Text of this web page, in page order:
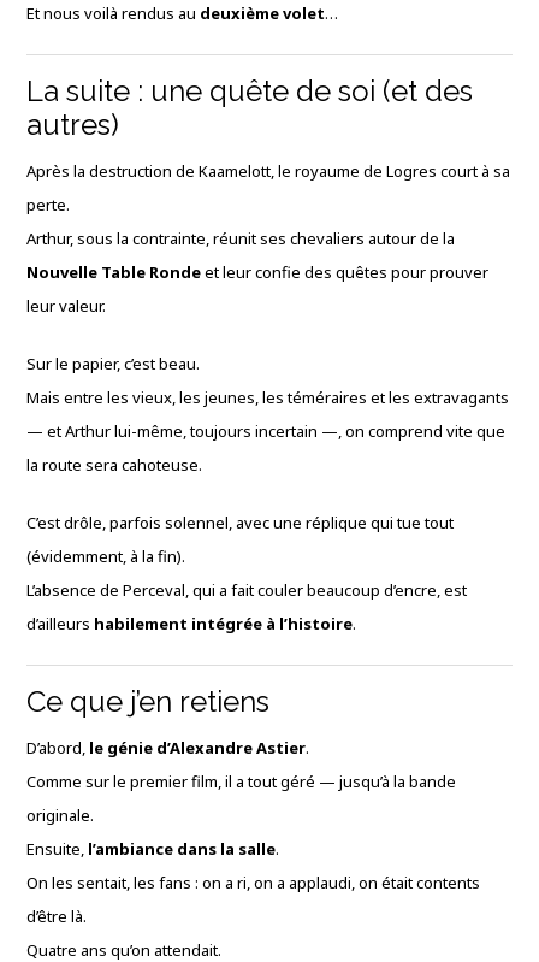
Et nous voilà rendus au deuxième volet…
La suite : une quête de soi (et des
autres)
Après la destruction de Kaamelott, le royaume de Logres court à sa
perte.
Arthur, sous la contrainte, réunit ses chevaliers autour de la
Nouvelle Table Rondeet leur confie des quêtes pour prouver
leur valeur.
Sur le papier, c’est beau.
Mais entre les vieux, les jeunes, les téméraires et les extravagants
— et Arthur lui-même, toujours incertain —, on comprend vite que
la route sera cahoteuse.
C’est drôle, parfois solennel, avec une réplique qui tue tout
(évidemment, à la fin).
L’absence de Perceval, qui a fait couler beaucoup d’encre, est
d’ailleurs habilement intégrée à l’histoire.
Ce que j’en retiens
D’abord, le génie d’Alexandre Astier.
Comme sur le premier film, il a tout géré — jusqu’à la bande
originale.
Ensuite, l’ambiance dans la salle.
On les sentait, les fans : on a ri, on a applaudi, on était contents
d’être là.
Quatre ans qu’on attendait.